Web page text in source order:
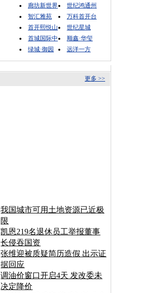
廊坊新世界
世纪鸿通州
智汇雅苑
万科首开台
首开熙悦山
世纪星城
首城国际中
顺鑫·华玺
绿城·御园
远洋一方
更多 >>
我国城市可用土地资源已近极
限
凯恩219名退休员工举报董事
长侵吞国资
张维迎被质疑简历造假 出示证
据回应
调油价窗口开启4天 发改委未
决定降价